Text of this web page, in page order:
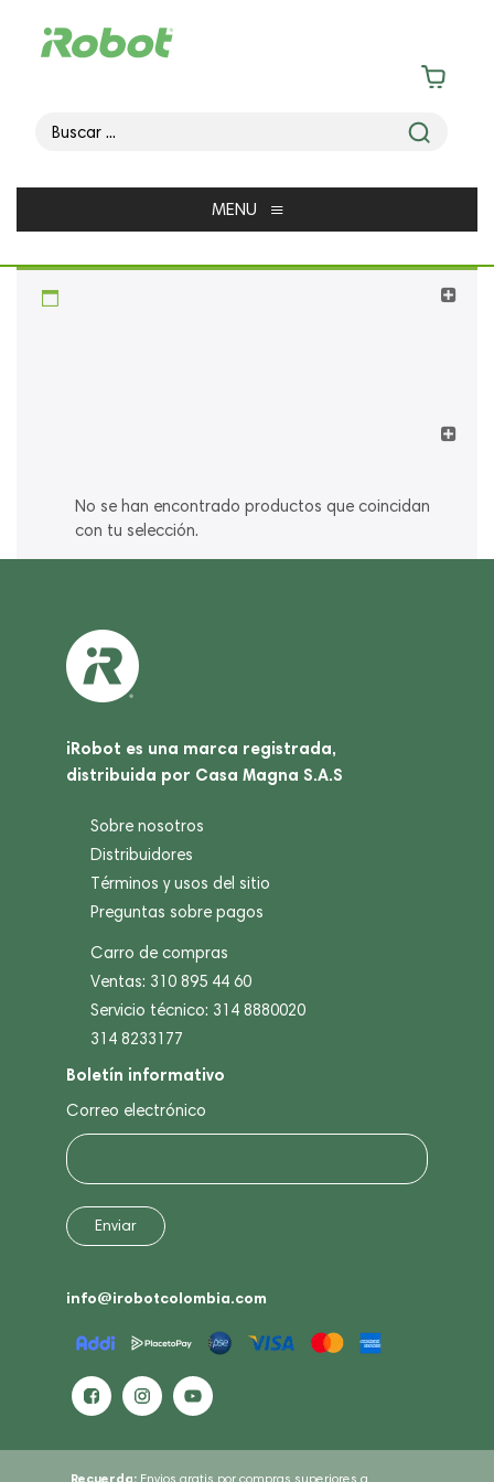
MENU ≡
CATEGORÍA
No se han encontrado productos que coincidan
con tu selección.
iRobot es una marca registrada,
distribuida por Casa Magna S.A.S
Sobre nosotros
Distribuidores
Términos y usos del sitio
Preguntas sobre pagos
Carro de compras
Ventas: 310 895 44 60
Servicio técnico: 314 8880020
314 8233177
Boletín informativo
Correo electrónico
info@irobotcolombia.com
Recuerda: Envios gratis por compras superiores a